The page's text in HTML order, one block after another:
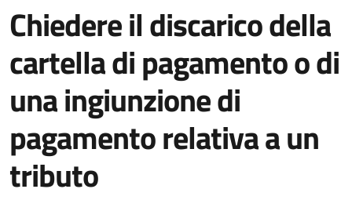
Chiedere il discarico della
cartella di pagamento o di
una ingiunzione di
pagamento relativa a un
tributo